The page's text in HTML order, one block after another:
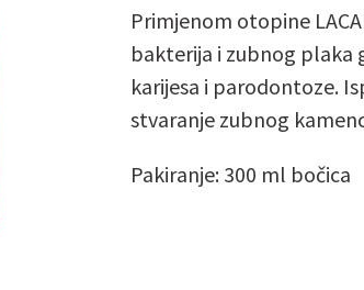
Primjenom otopine
bakterija i zubnog plaka
karijesa i parodontoze.
stvaranje zubnog
Pakiranje: 300 ml bočica